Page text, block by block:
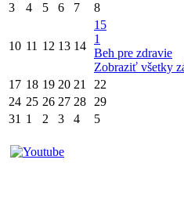
3 4 5 6 7 8
10 11 12 13 14
15
1
Beh pre zdravie
Zobraziť všetky
17 18 19 20 21 22
24 25 26 27 28 29
31 1 2 3 4 5